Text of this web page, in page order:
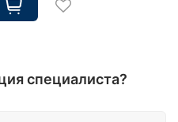
специалиста?